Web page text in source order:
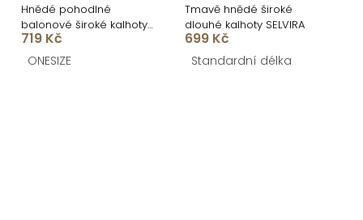
Hnědé pohodlné
balonové široké kalhoty
JOVIRA
719 Kč
ONESIZE
Tmavě hnědé široké
dlouhé kalhoty SELVIRA
699 Kč
Standardní délka